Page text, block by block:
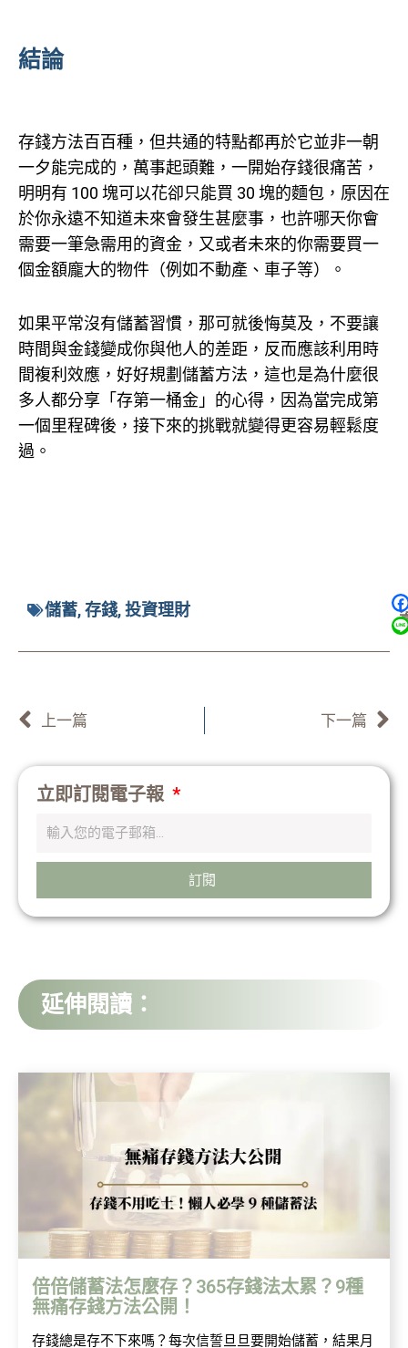
結論
存錢方法百百種，但共通的特點都再於它並非一朝
一夕能完成的，萬事起頭難，一開始存錢很痛苦，
明明有 100 塊可以花卻只能買 30 塊的麵包，原因在
於你永遠不知道未來會發生甚麼事，也許哪天你會
需要一筆急需用的資金，又或者未來的你需要買一
個金額龐大的物件（例如不動產、車子等）。
如果平常沒有儲蓄習慣，那可就後悔莫及，不要讓
時間與金錢變成你與他人的差距，反而應該利用時
間複利效應，好好規劃儲蓄方法，這也是為什麼很
多人都分享「存第一桶金」的心得，因為當完成第
一個里程碑後，接下來的挑戰就變得更容易輕鬆度
過。
儲蓄,存錢,投資理財
上一篇 下一篇
立即訂閱電子報
訂閱
延伸閱讀：
倍倍儲蓄法怎麼存？365存錢法太累？9種
無痛存錢方法公開！
存錢總是存不下來嗎？每次信誓旦旦要開始儲蓄，結果月